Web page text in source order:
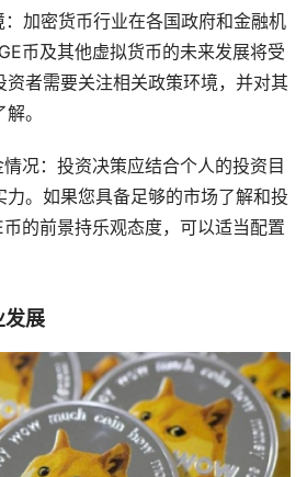
加密货币行业在各国政府和金融机
币及其他虚拟货币的未来发展将受
资者需要关注相关政策环境，并对其
。
况：投资决策应结合个人的投资目
。如果您具备足够的市场了解和投
的前景持乐观态度，可以适当配置
发展